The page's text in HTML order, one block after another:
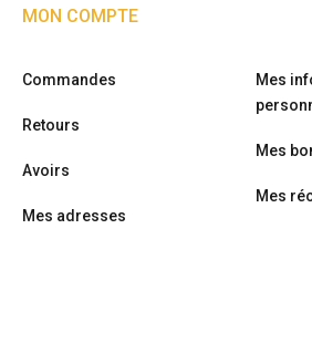
MON COMPTE
Commandes
Retours
Avoirs
Mes adresses
Mes
Mes
Mes